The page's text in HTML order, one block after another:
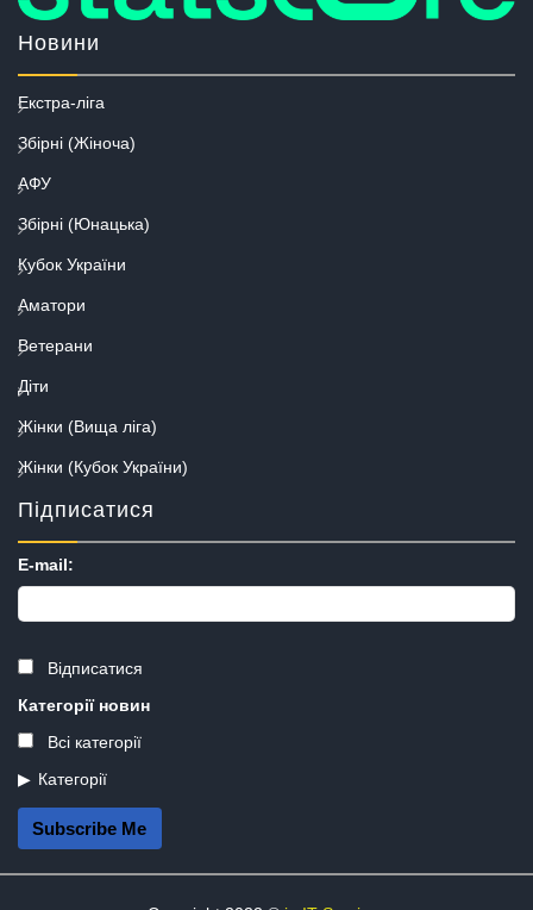
Новини
Екстра-ліга
Збірні (Жіноча)
АФУ
Збірні (Юнацька)
Кубок України
Аматори
Ветерани
Діти
Жінки (Вища ліга)
Жінки (Кубок України)
Підписатися
E-mail:
Відписатися
Категорії новин
Всі категорії
Категорії
Subscribe Me